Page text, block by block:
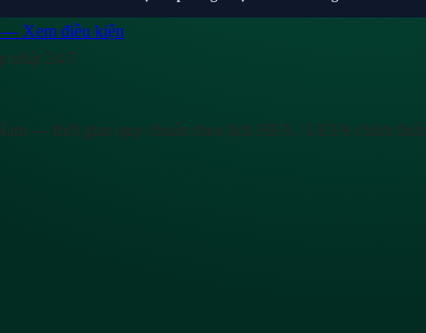
— Xem điều kiện
nhật 24/7
— thời gian quy chuẩn theo lịch FIFA / UEFA chính